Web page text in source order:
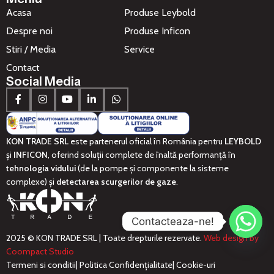
Acasa
Despre noi
Stiri / Media
Contact
Produse Leybold
Produse Inficon
Service
Social Media
KON TRADE SRL este partenerul oficial în România pentru LEYBOLD
și INFICON, oferind soluții complete de înaltă performanță în
tehnologia vidului(de la pompe și componente la sisteme
complexe) și detectarea scurgerilor de gaze.
2025 © KON TRADE SRL | Toate drepturile rezervate. Web design by
Coompact Studio
Termeni si conditii| Politica Confidențialitate| Cookie-uri
Contacteaza-ne!